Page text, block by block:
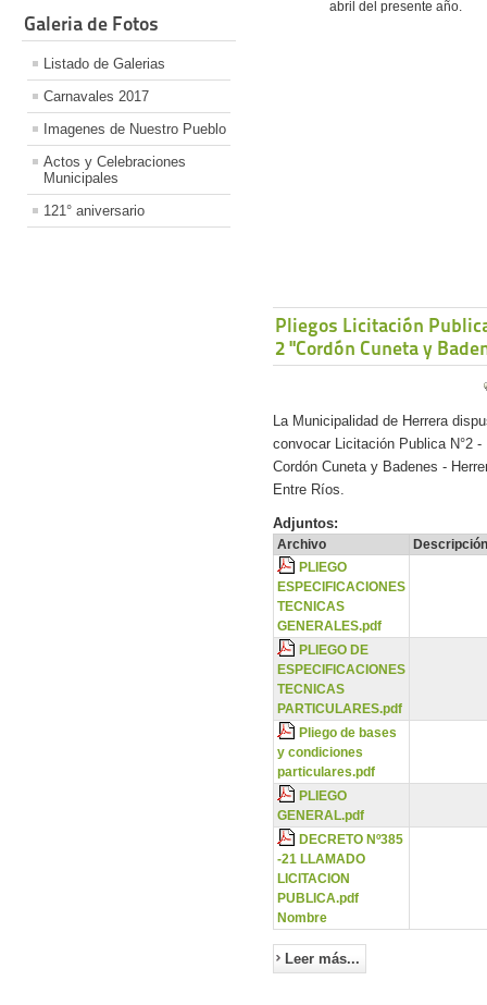
Galeria de Fotos
Listado de Galerias
Carnavales 2017
Imagenes de Nuestro Pueblo
Actos y Celebraciones
Municipales
121° aniversario
abril del presente año.
Pliegos Licitación
2 "Cordón Cuneta y
La Municipalidad de Herrera
convocar Licitación Publica N°2 -
Cordón Cuneta y Badenes -
Entre Ríos.
Adjuntos:
Archivo
Descripción
PLIEGO
ESPECIFICACIONES
TECNICAS
GENERALES.pdf
PLIEGO DE
ESPECIFICACIONES
TECNICAS
PARTICULARES.pdf
Pliego de bases
y condiciones
particulares.pdf
PLIEGO
GENERAL.pdf
DECRETO Nº385
-21 LLAMADO
LICITACION
PUBLICA.pdf
Nombre
Leer más...